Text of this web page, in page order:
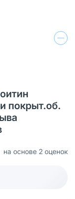
покрыт.об.
на основе 2 оценок